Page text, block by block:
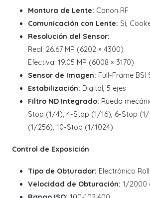
Montura de Lente: Canon RF
Comunicación con Lente: Sí,
Resolución del Sensor:
Real: 26.67 MP (6202 × 4300)
Efectiva: 19.05 MP (6008 × 3170)
Sensor de Imagen: Full-Frame BSI
Estabilización: Digital, 5 ejes
Filtro ND Integrado: Rueda
Stop (1/4), 4-Stop (1/16), 6-Stop
(1/256), 10-Stop (1/1024)
Control de Exposición
Tipo de Obturador: Electrónico
Velocidad de Obturación: 1/2000